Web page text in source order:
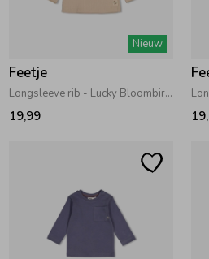
Nieuw
Feetje
Longsleeve rib - Lucky Bloombird Offwhite
19,99